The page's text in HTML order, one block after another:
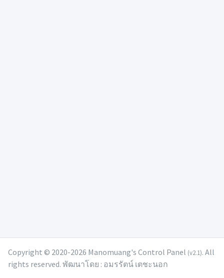
Copyright © 2020-2026 Manomuang's Control Panel (v2.1). All
rights reserved. พัฒนาโดย : อมรรัตน์ เตชะนอก